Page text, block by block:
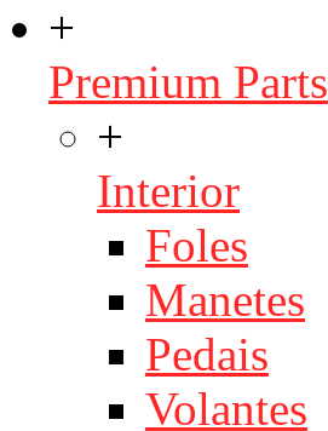
+
Premium Parts
+
Interior
Foles
Manetes
Pedais
Volantes